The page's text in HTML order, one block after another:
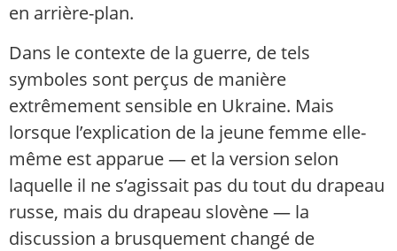
en arrière-plan.
Dans le contexte de la guerre, de tels
symboles sont perçus de manière
extrêmement sensible en Ukraine. Mais
lorsque l’explication de la jeune femme elle-
même est apparue — et la version selon
laquelle il ne s’agissait pas du tout du drapeau
russe, mais du drapeau slovène — la
discussion a brusquement changé de